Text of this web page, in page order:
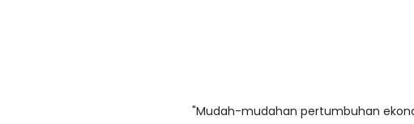
"Mudah-mudahan pertumbuhan